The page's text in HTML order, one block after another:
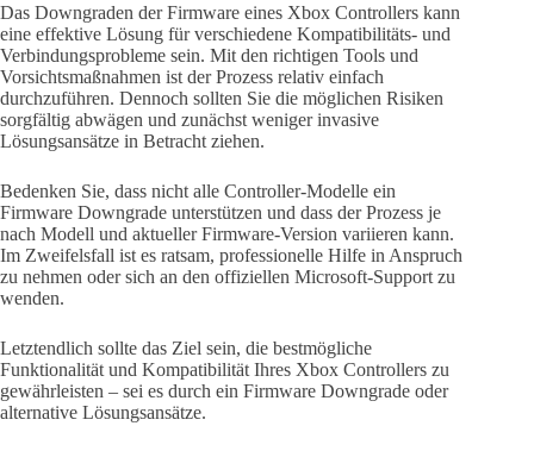
Das Downgraden der Firmware eines Xbox Controllers kann
eine effektive Lösung für verschiedene Kompatibilitäts- und
Verbindungsprobleme sein. Mit den richtigen Tools und
Vorsichtsmaßnahmen ist der Prozess relativ einfach
durchzuführen. Dennoch sollten Sie die möglichen Risiken
sorgfältig abwägen und zunächst weniger invasive
Lösungsansätze in Betracht ziehen.
Bedenken Sie, dass nicht alle Controller-Modelle ein
Firmware Downgrade unterstützen und dass der Prozess je
nach Modell und aktueller Firmware-Version variieren kann.
Im Zweifelsfall ist es ratsam, professionelle Hilfe in Anspruch
zu nehmen oder sich an den offiziellen Microsoft-Support zu
wenden.
Letztendlich sollte das Ziel sein, die bestmögliche
Funktionalität und Kompatibilität Ihres Xbox Controllers zu
gewährleisten – sei es durch ein Firmware Downgrade oder
alternative Lösungsansätze.